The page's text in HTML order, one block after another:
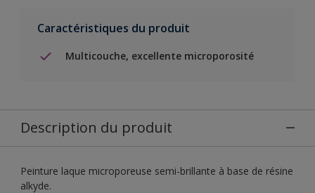
Caractéristiques du produit
Multicouche, excellente microporosité
Description du produit
Peinture laque microporeuse semi-brillante à base de résine
alkyde.